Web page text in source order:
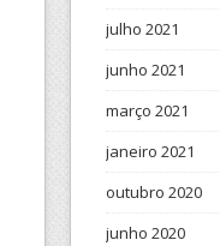
julho 2021
junho 2021
março 2021
janeiro 2021
outubro 2020
junho 2020